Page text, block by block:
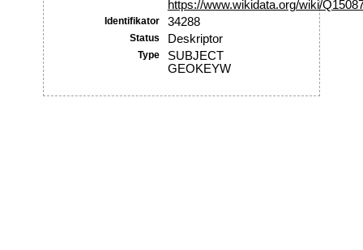
https://www.wikidata.org/wiki/
Identifikator 34288
Status Deskriptor
Type
SUBJECT
GEOKEYW